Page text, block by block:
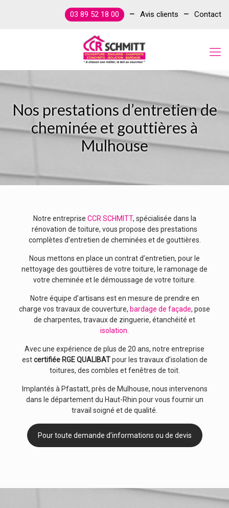
03 89 52 18 00 Avis clients Contact
Nos prestations d’entretien de
cheminée et gouttières à
Mulhouse
Notre entreprise CCR SCHMITT, spécialisée dans la
rénovation de toiture, vous propose des prestations
complètes d’entretien de cheminées et de gouttières.
Nous mettons en place un contrat d’entretien, pour le
nettoyage des gouttières de votre toiture, le ramonage de
votre cheminée et le démoussage de votre toiture.
Notre équipe d’artisans est en mesure de prendre en
charge vos travaux de couverture, bardage de façade, pose
de charpentes, travaux de zinguerie, étanchéité et
isolation
Avec une expérience de plus de 20 ans, notre entreprise
estcertifiée RGE QUALIBATpour les travaux d’isolation de
toitures, des combles et fenêtres de toit.
Implantés à Pfastatt, près de Mulhouse, nous intervenons
dans le département du Haut-Rhin pour vous fournir un
travail soigné et de qualité.
Pour toute demande d’informations ou de devis